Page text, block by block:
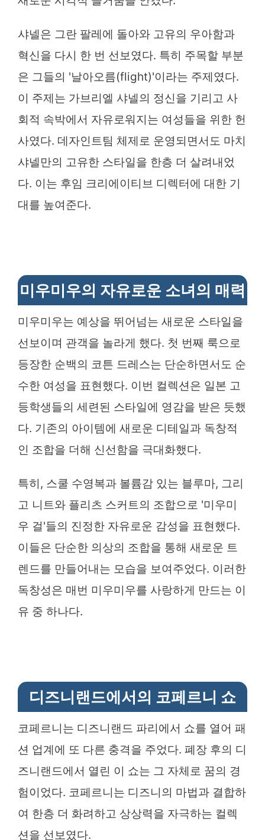
샤넬은 그란 팔레에 돌아와 고유의 우아함과
혁신을 다시 한 번 선보였다. 특히 주목할 부분
은 그들의 '날아오름(flight)'이라는 주제였다.
이 주제는 가브리엘 샤넬의 정신을 기리고 사
회적 속박에서 자유로워지는 여성들을 위한 헌
사였다. 데자인트팀 체제로 운영되면서도 마치
샤넬만의 고유한 스타일을 한층 더 살려내었
다. 이는 후임 크리에이티브 디렉터에 대한 기
대를 높여준다.
미우미우의 자유로운 소녀의 매력
미우미우는 예상을 뛰어넘는 새로운 스타일을
선보이며 관객을 놀라게 했다. 첫 번째 룩으로
등장한 순백의 코튼 드레스는 단순하면서도 순
수한 여성을 표현했다. 이번 컬렉션은 일본 고
등학생들의 세련된 스타일에 영감을 받은 듯했
다. 기존의 아이템에 새로운 디테일과 독창적
인 조합을 더해 신선함을 극대화했다.
특히, 스쿨 수영복과 볼륨감 있는 블루마, 그리
고 니트와 플리츠 스커트의 조합으로 '미우미
우 걸'들의 진정한 자유로운 감성을 표현했다.
이들은 단순한 의상의 조합을 통해 새로운 트
렌드를 만들어내는 모습을 보여주었다. 이러한
독창성은 매번 미우미우를 사랑하게 만드는 이
유 중 하나다.
디즈니랜드에서의 코페르니 쇼
코페르니는 디즈니랜드 파리에서 쇼를 열어 패
션 업계에 또 다른 충격을 주었다. 폐장 후의 디
즈니랜드에서 열린 이 쇼는 그 자체로 꿈의 경
험이었다. 코페르니는 디즈니의 마법과 결합하
여 한층 더 화려하고 상상력을 자극하는 컬렉
션을 선보였다.